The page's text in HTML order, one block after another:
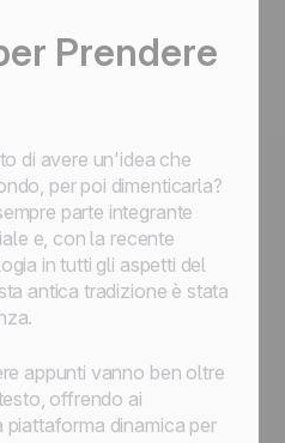
Prendere
di avere un'idea che
per poi dimenticarla?
parte integrante
e, con la recente
in tutti gli aspetti del
antica tradizione è stata
appunti vanno ben oltre
offrendo ai
piattaforma dinamica per